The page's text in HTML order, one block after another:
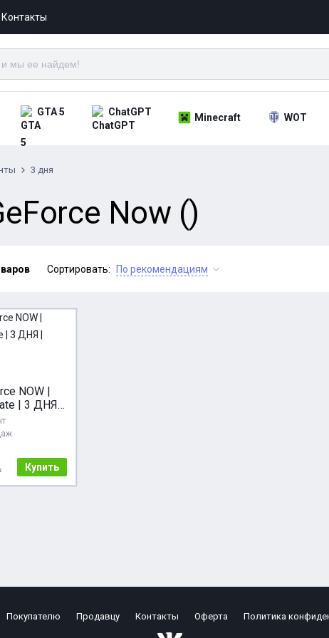
Контакты
GTA 5 ChatGPT Minecraft WOT
3 дня
Now ()
Сортировать: По рекомендациям
NOW |
| 3 ДНЯ |
Купить
Покупателю Продавцу Контакты Оферта Политика